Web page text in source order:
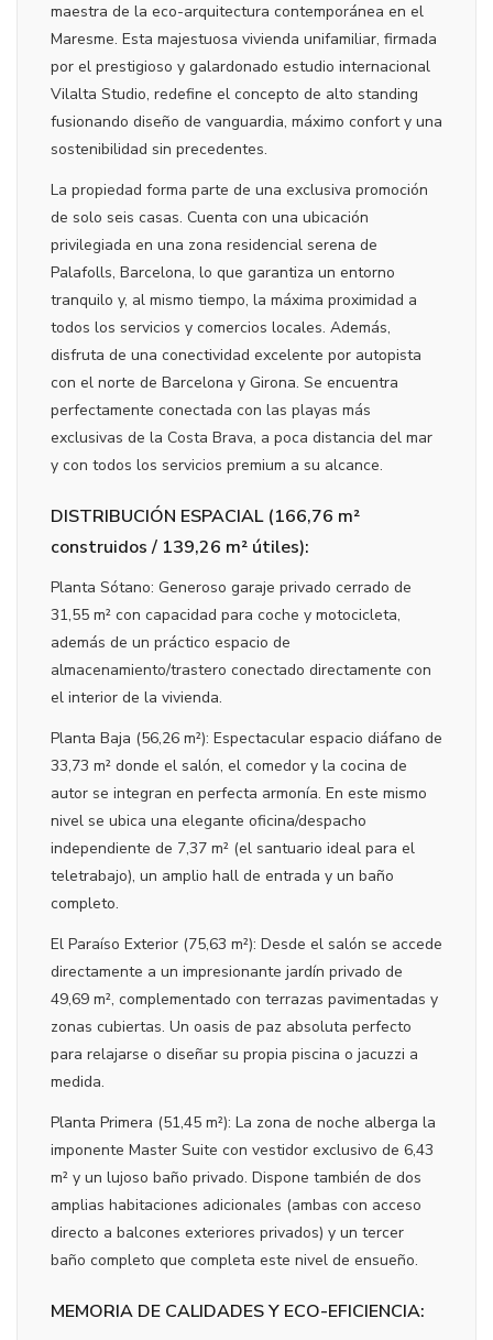
maestra de la eco-arquitectura contemporánea en el
Maresme. Esta majestuosa vivienda unifamiliar, firmada
por el prestigioso y galardonado estudio internacional
Vilalta Studio, redefine el concepto de alto standing
fusionando diseño de vanguardia, máximo confort y una
sostenibilidad sin precedentes.
La propiedad forma parte de una exclusiva promoción
de solo seis casas. Cuenta con una ubicación
privilegiada en una zona residencial serena de
Palafolls, Barcelona, lo que garantiza un entorno
tranquilo y, al mismo tiempo, la máxima proximidad a
todos los servicios y comercios locales. Además,
disfruta de una conectividad excelente por autopista
con el norte de Barcelona y Girona. Se encuentra
perfectamente conectada con las playas más
exclusivas de la Costa Brava, a poca distancia del mar
y con todos los servicios premium a su alcance.
DISTRIBUCIÓN ESPACIAL (166,76 m²
construidos / 139,26 m² útiles):
Planta Sótano: Generoso garaje privado cerrado de
31,55 m² con capacidad para coche y motocicleta,
además de un práctico espacio de
almacenamiento/trastero conectado directamente con
el interior de la vivienda.
Planta Baja (56,26 m²): Espectacular espacio diáfano de
33,73 m² donde el salón, el comedor y la cocina de
autor se integran en perfecta armonía. En este mismo
nivel se ubica una elegante oficina/despacho
independiente de 7,37 m² (el santuario ideal para el
teletrabajo), un amplio hall de entrada y un baño
completo.
El Paraíso Exterior (75,63 m²): Desde el salón se accede
directamente a un impresionante jardín privado de
49,69 m², complementado con terrazas pavimentadas y
zonas cubiertas. Un oasis de paz absoluta perfecto
para relajarse o diseñar su propia piscina o jacuzzi a
medida.
Planta Primera (51,45 m²): La zona de noche alberga la
imponente Master Suite con vestidor exclusivo de 6,43
m² y un lujoso baño privado. Dispone también de dos
amplias habitaciones adicionales (ambas con acceso
directo a balcones exteriores privados) y un tercer
baño completo que completa este nivel de ensueño.
MEMORIA DE CALIDADES Y ECO-EFICIENCIA: